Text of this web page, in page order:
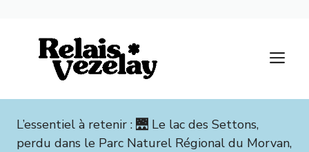
contenu
L’essentiel à retenir : 🌉 Le lac des Settons,
perdu dans le Parc Naturel Régional du Morvan,